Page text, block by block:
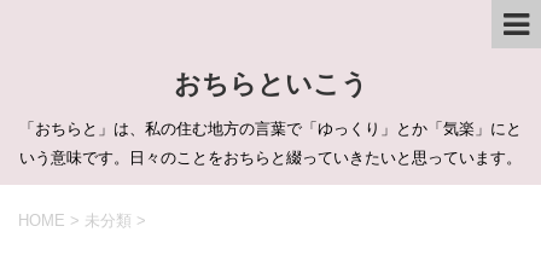
おちらといこう
「おちらと」は、私の住む地方の言葉で「ゆっくり」とか「気楽」にと
いう意味です。日々のことをおちらと綴っていきたいと思っています。
HOME > 未分類 >